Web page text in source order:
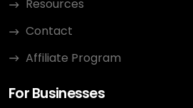
Resources
Contact
Affiliate Program
For Businesses